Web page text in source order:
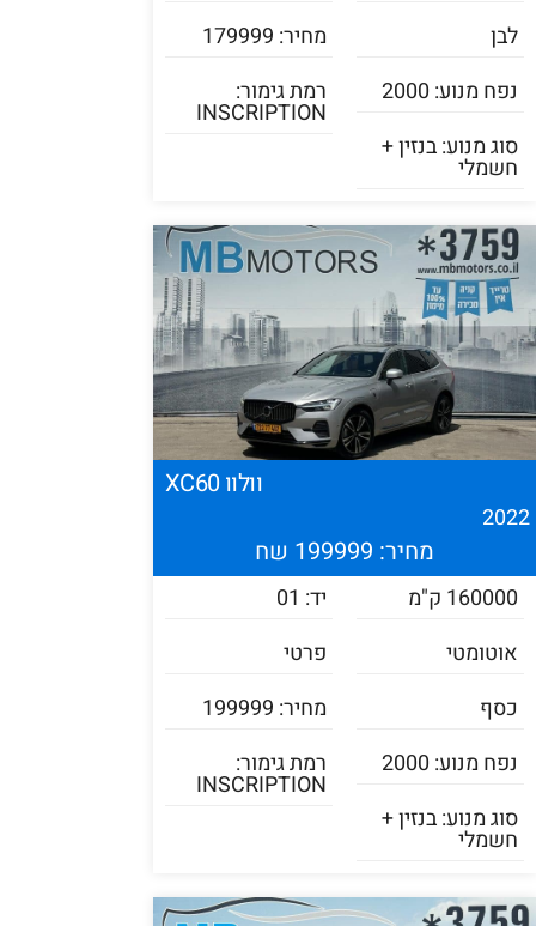
לבן
נפח מנוע: 2000
סוג מנוע: בנזין +
חשמלי
מחיר: 179999
רמת גימור:
INSCRIPTION
וולוו XC60
מחיר: 199999 שח
160000 ק"מ
אוטומטי
כסף
נפח מנוע: 2000
סוג מנוע: בנזין +
חשמלי
יד: 01
פרטי
מחיר: 199999
רמת גימור:
INSCRIPTION